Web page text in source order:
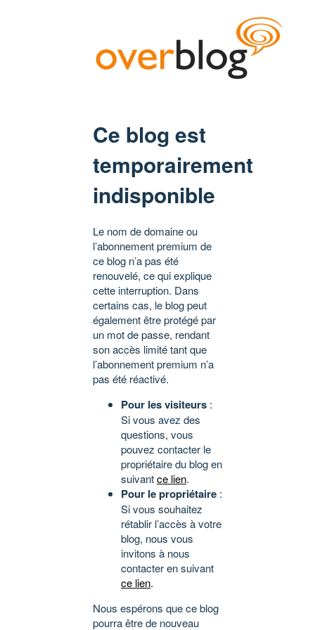
Ce blog est
temporairement
indisponible
Le nom de domaine ou
l’abonnement premium de
ce blog n’a pas été
renouvelé, ce qui explique
cette interruption. Dans
certains cas, le blog peut
également être protégé par
un mot de passe, rendant
son accès limité tant que
l’abonnement premium n’a
pas été réactivé.
Pour les visiteurs :
Si vous avez des
questions, vous
pouvez contacter le
propriétaire du blog en
suivantce lien.
Pour le propriétaire :
Si vous souhaitez
rétablir l’accès à votre
blog, nous vous
invitons à nous
contacter en suivant
ce lien.
Nous espérons que ce blog
pourra être de nouveau